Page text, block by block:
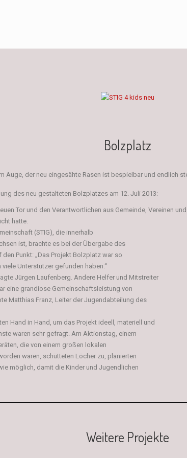
Bolzplatz
Auge, der neu eingesähte Rasen ist bespielbar und endlich
des neu gestalteten Bolzplatzes am 12. Juli 2013:
Tor und den Verantwortlichen aus Gemeinde, Vereinen
hatte.
(STIG), die innerhalb
ist, brachte es bei der Übergabe des
Punkt: „Das Projekt Bolzplatz war so
Unterstützer gefunden haben.“
Jürgen Laufenberg. Andere Helfer und Mitstreiter
eine grandiose Gemeinschaftsleistung von
Matthias Franz, Leiter der Jugendabteilung des
Hand in Hand, um das Projekt ideell, materiell und
waren sehr gefragt. Am Aktionstag, einem
die von einem großen lokalen
waren, schütteten Löcher zu, planierten
möglich, damit die Kinder und Jugendlichen
Weitere Projekte